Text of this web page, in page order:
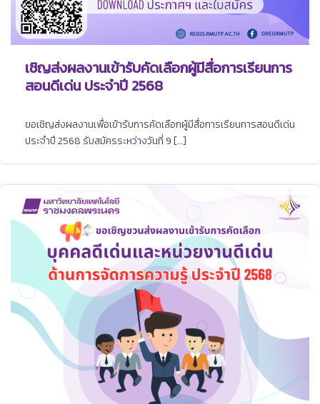
เชิญส่งผลงานเข้ารับคัดเลือกผู้มีสื่อการเรียนการ
สอนดีเด่น ประจำปี 2568
ขอเชิญส่งผลงานเพื่อเข้ารับการคัดเลือกผู้มีสื่อการเรียนการสอนดีเด่น
ประจำปี 2568 รับสมัครระหว่างวันที่ 9 […]